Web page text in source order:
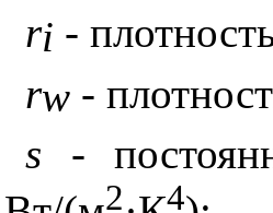
ri -
rw -
s -
2 4